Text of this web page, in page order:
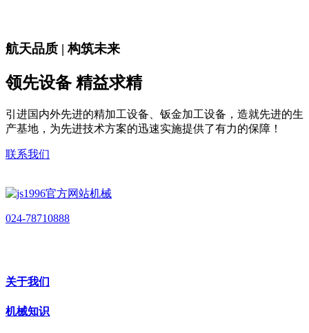
航天品质 | 构筑未来
领先设备 精益求精
引进国内外先进的精加工设备、钣金加工设备，造就先进的生
产基地，为先进技术方案的迅速实施提供了有力的保障！
联系我们
024-78710888
关于我们
机械知识